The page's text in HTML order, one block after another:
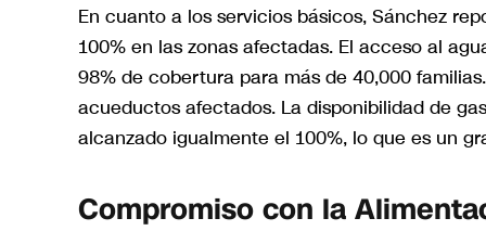
En cuanto a los servicios básicos, Sánchez
100% en las zonas afectadas. El acceso al
98% de cobertura para más de 40,000
acueductos afectados. La disponibilidad de
alcanzado igualmente el 100%, lo que es un
Compromiso con la